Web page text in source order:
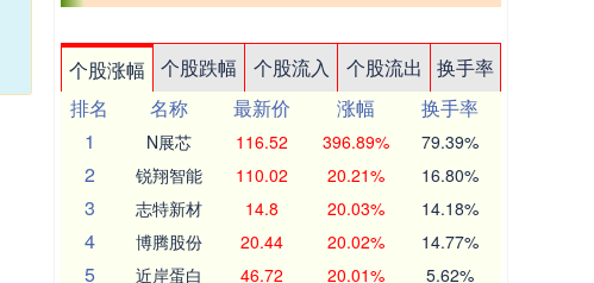
个股涨幅 个股跌幅 个股流入 个股流出
换手率
排名
名称 最新价 涨幅
换手率
1
N展芯 116.52 396.89% 79.39%
2 锐翔智能 110.02 20.21% 16.80%
3 志特新材 14.8 20.03% 14.18%
4 博腾股份 20.44 20.02% 14.77%
5 近岸蛋白 46.72 20.01% 5.62%